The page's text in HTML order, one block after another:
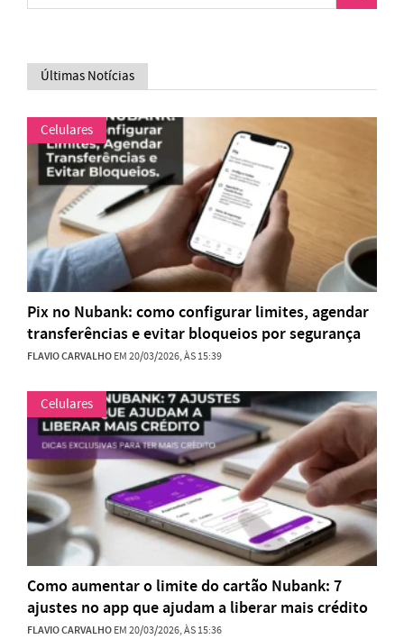
Últimas Notícias
Celulares
Pix no Nubank: como configurar limites, agendar
transferências e evitar bloqueios por segurança
FLAVIO CARVALHOEM 20/03/2026, ÀS 15:39
Celulares
Como aumentar o limite do cartão Nubank: 7
ajustes no app que ajudam a liberar mais crédito
FLAVIO CARVALHOEM 20/03/2026, ÀS 15:36